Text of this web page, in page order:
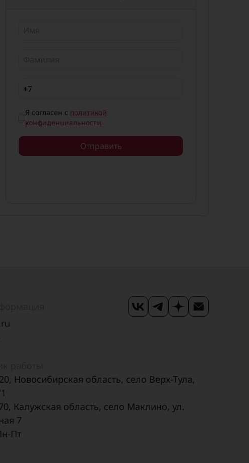
Я согласен с политикой
конфиденциальности
Отправить
Новосибирская область, село Верх-Тула,
Калужская область, село Маклино, ул.
7
Пт